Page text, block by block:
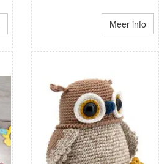
Meer info